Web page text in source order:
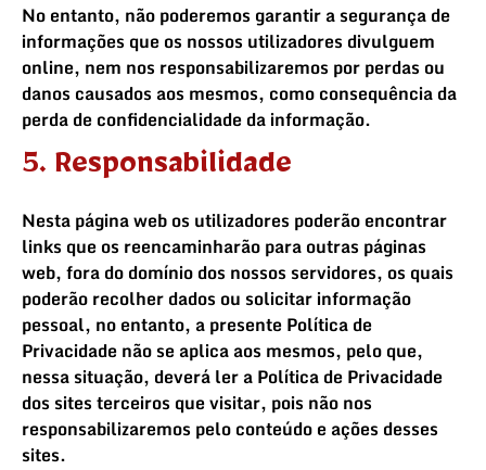
No entanto, não poderemos garantir a segurança de
informações que os nossos utilizadores divulguem
online, nem nos responsabilizaremos por perdas ou
danos causados aos mesmos, como consequência da
perda de confidencialidade da informação.
5. Responsabilidade
Nesta página web os utilizadores poderão encontrar
links que os reencaminharão para outras páginas
web, fora do domínio dos nossos servidores, os quais
poderão recolher dados ou solicitar informação
pessoal, no entanto, a presente Política de
Privacidade não se aplica aos mesmos, pelo que,
nessa situação, deverá ler a Política de Privacidade
dos sites terceiros que visitar, pois não nos
responsabilizaremos pelo conteúdo e ações desses
sites.